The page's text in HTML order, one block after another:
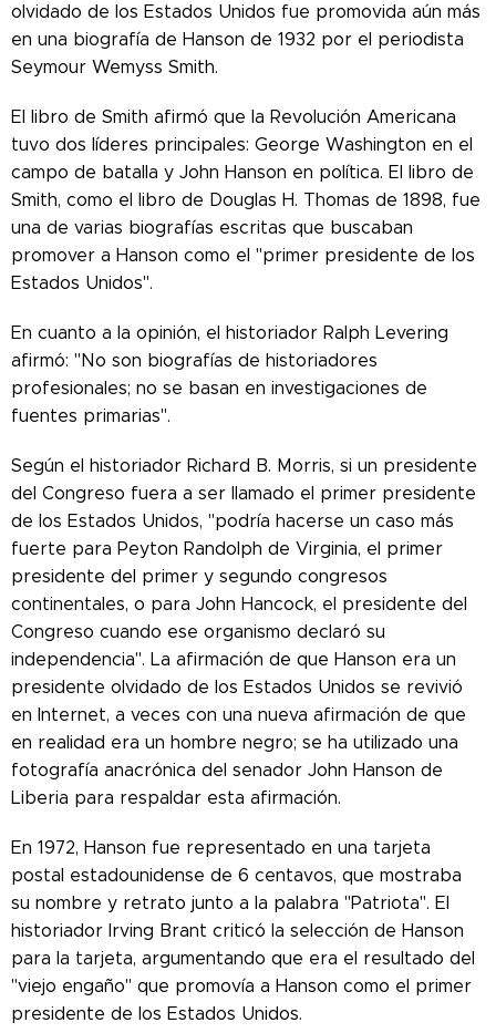
olvidado de los Estados Unidos fue promovida aún más
en una biografía de Hanson de 1932 por el periodista
Seymour Wemyss Smith.
El libro de Smith afirmó que la Revolución Americana
tuvo dos líderes principales: George Washington en el
campo de batalla y John Hanson en política. El libro de
Smith, como el libro de Douglas H. Thomas de 1898, fue
una de varias biografías escritas que buscaban
promover a Hanson como el "primer presidente de los
Estados Unidos".
En cuanto a la opinión, el historiador Ralph Levering
afirmó: "No son biografías de historiadores
profesionales; no se basan en investigaciones de
fuentes primarias".
Según el historiador Richard B. Morris, si un presidente
del Congreso fuera a ser llamado el primer presidente
de los Estados Unidos, "podría hacerse un caso más
fuerte para Peyton Randolph de Virginia, el primer
presidente del primer y segundo congresos
continentales, o para John Hancock, el presidente del
Congreso cuando ese organismo declaró su
independencia". La afirmación de que Hanson era un
presidente olvidado de los Estados Unidos se revivió
en Internet, a veces con una nueva afirmación de que
en realidad era un hombre negro; se ha utilizado una
fotografía anacrónica del senador John Hanson de
Liberia para respaldar esta afirmación.
En 1972, Hanson fue representado en una tarjeta
postal estadounidense de 6 centavos, que mostraba
su nombre y retrato junto a la palabra "Patriota". El
historiador Irving Brant criticó la selección de Hanson
para la tarjeta, argumentando que era el resultado del
"viejo engaño" que promovía a Hanson como el primer
presidente de los Estados Unidos.